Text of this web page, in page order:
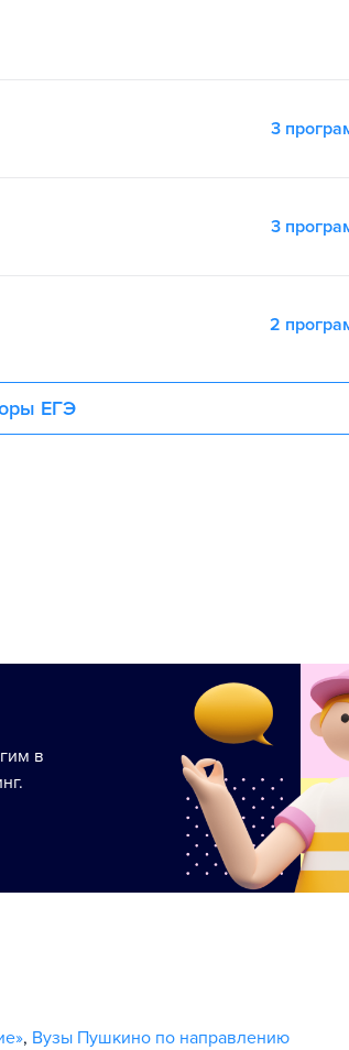
3
3
2
ЕГЭ
в
, Вузы Пушкино по направлению